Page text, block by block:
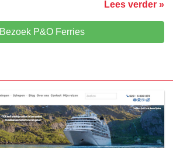
Lees verder »
Bezoek P&O Ferries